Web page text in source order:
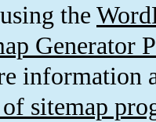
the
Generator
information
sitemap